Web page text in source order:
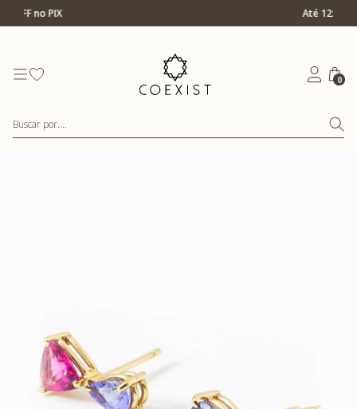
0
Buscar por....